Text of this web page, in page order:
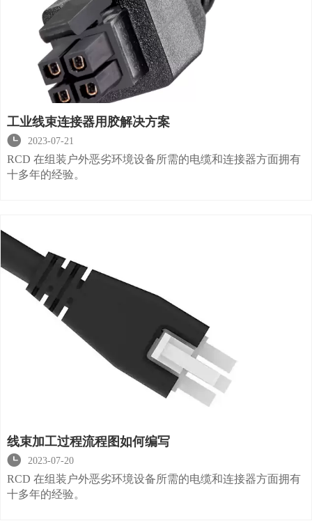
工业线束连接器用胶解决方案

2023-07-21
RCD 在组装户外恶劣环境设备所需的电缆和连接器方面拥有
十多年的经验。
线束加工过程流程图如何编写

2023-07-20
RCD 在组装户外恶劣环境设备所需的电缆和连接器方面拥有
十多年的经验。